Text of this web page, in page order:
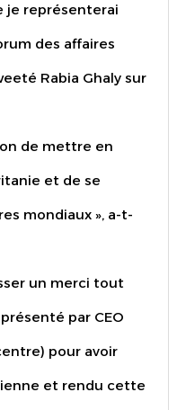
je représenterai
des affaires
Rabia Ghaly sur
de mettre en
et de se
mondiaux », a-t-
un merci tout
par CEO
pour avoir
et rendu cette